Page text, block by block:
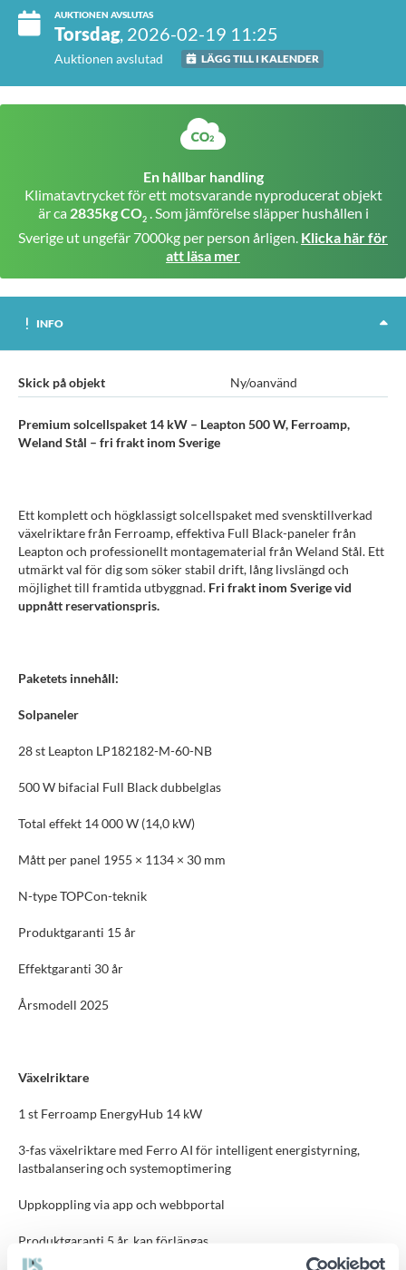
AUKTIONEN AVSLUTAS
Torsdag, 2026-02-19 11:25
Auktionen avslutad LÄGG TILL I KALENDER
En hållbar handling
Klimatavtrycket för ett motsvarande nyproducerat objekt
är ca 2835kg CO2 . Som jämförelse släpper hushållen i
Sverige ut ungefär 7000kg per person årligen. Klicka här för
att läsa mer
INFO
Skick på objekt Ny/oanvänd
Premium solcellspaket 14 kW – Leapton 500 W, Ferroamp,
Weland Stål – fri frakt inom Sverige
Ett komplett och högklassigt solcellspaket med svensktillverkad
växelriktare från Ferroamp, effektiva Full Black-paneler från
Leapton och professionellt montagematerial från Weland Stål. Ett
utmärkt val för dig som söker stabil drift, lång livslängd och
möjlighet till framtida utbyggnad. Fri frakt inom Sverige vid
uppnått reservationspris.
Paketets innehåll:
Solpaneler
28 st Leapton LP182182-M-60-NB
500 W bifacial Full Black dubbelglas
Total effekt 14 000 W (14,0 kW)
Mått per panel 1955 × 1134 × 30 mm
N-type TOPCon-teknik
Produktgaranti 15 år
Effektgaranti 30 år
Årsmodell 2025
Växelriktare
1 st Ferroamp EnergyHub 14 kW
3-fas växelriktare med Ferro AI för intelligent energistyrning,
lastbalansering och systemoptimering
Uppkoppling via app och webbportal
Produktgaranti 5 år, kan förlängas